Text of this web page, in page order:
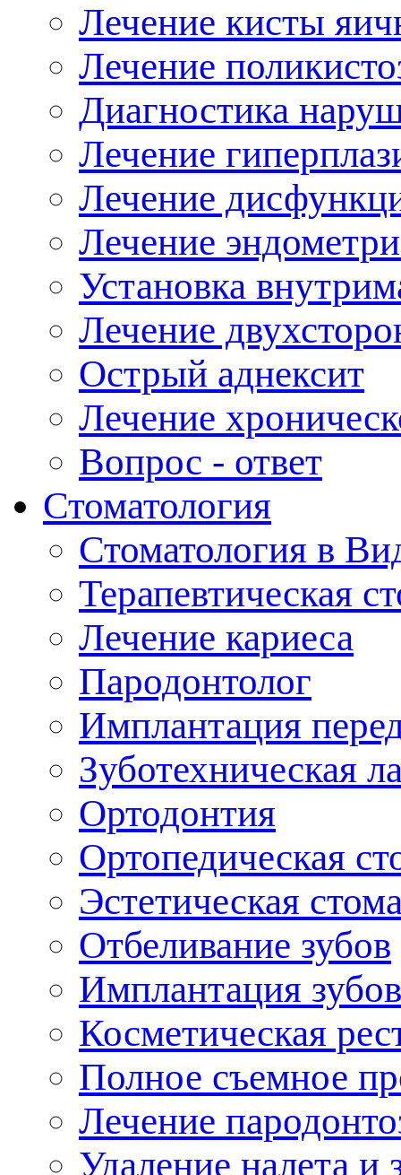
Лечение кисты
Лечение
Диагностика
Лечение
Лечение
Лечение
Установка
Лечение
Острый аднексит
Лечение
опрос - ответ
Стоматология
Стоматология в
Терапевтическая
Лечение кариеса
Пародонтоло
Имплантация
Зуботехническая
Ортодонтия
Ортопедическая
Эстетическая
Отбеливание зубо
Имплантация зубо
Косметическая
Полное съемное
Лечение
Удаление налета и